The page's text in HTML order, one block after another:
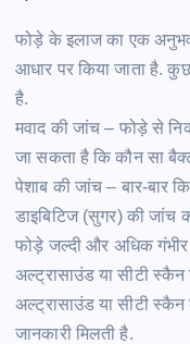
फोड़े के इलाज का एक अनुभवी
आधार पर किया जाता है. कुछ
है.
मवाद की जांच – फोड़ेसे
जा सकता है कि कौन सा
पेशाब की जांच – बार-बार
डाइबिटिज (सुगर)की जांच
फोड़े जल्दी और अधिक
अल्ट्रासाउंड या सीटी
अल्ट्रासाउंड या सीटी
जानकारी मिलतीहै.